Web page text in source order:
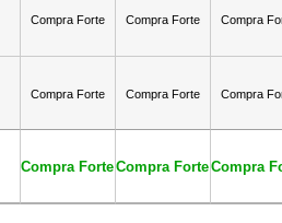
Compra Forte Compra Forte Compra
Compra Forte Compra Forte Compra
Compra ForteCompra ForteCompra